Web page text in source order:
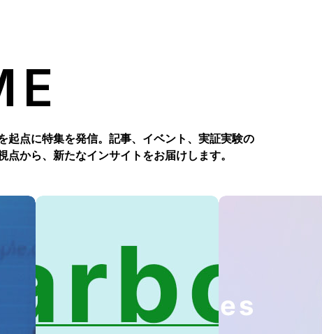
起点に特集を発信。記事、イベント、実証実験の
点から、新たなインサイトをお届けします。